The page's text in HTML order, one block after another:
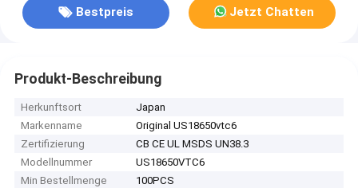
Bestpreis Jetzt Chatten
Produkt-Beschreibung
Herkunftsort
Japan
Markenname
Original US18650vtc6
Zertifizierung
CB CE UL MSDS UN38.3
Modellnummer
US18650VTC6
Min Bestellmenge
100PCS